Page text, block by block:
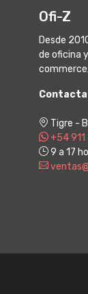
Ofi-Z
Desde
de oficina
Tigre -
+54
9 a 17